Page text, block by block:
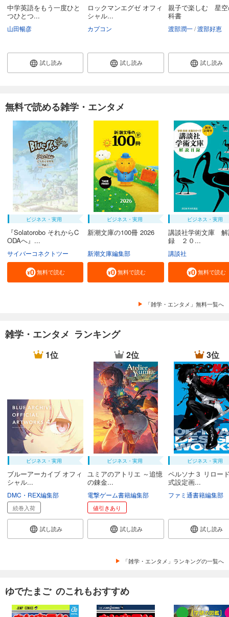
中学英語をもう一度ひと
つひとつ...
山田暢彦
試し読み
ロックマンエグゼ オフィ
シャル...
カプコン
試し読み
親子で楽しむ 星空
科書
渡部潤一 渡部好恵
試し読み
無料で読める雑学・エンタメ
ビジネス・実用
『Solatorobo それからC
ODAへ』...
サイバーコネクトツー
無料で読む
ビジネス・実用
新潮文庫の100冊 2026
新潮文庫編集部
無料で読む
ビジネス・実用
講談社学術文庫 解
録 ２０...
講談社
無料で読む
「雑学・エンタメ」無料一覧へ
雑学・エンタメ ランキング
1位
ビジネス・実用
ブルーアーカイブ オフィ
シャル...
DMC・REX編集部
続巻入荷
試し読み
2位
ビジネス・実用
ユミアのアトリエ ～追憶
の錬金...
電撃ゲーム書籍編集部
値引きあり
試し読み
3位
ビジネス・実用
ペルソナ３ リロー
式設定画...
ファミ通書籍編集部
試し読み
「雑学・エンタメ」ランキングの一覧へ
ゆでたまご のこれもおすすめ